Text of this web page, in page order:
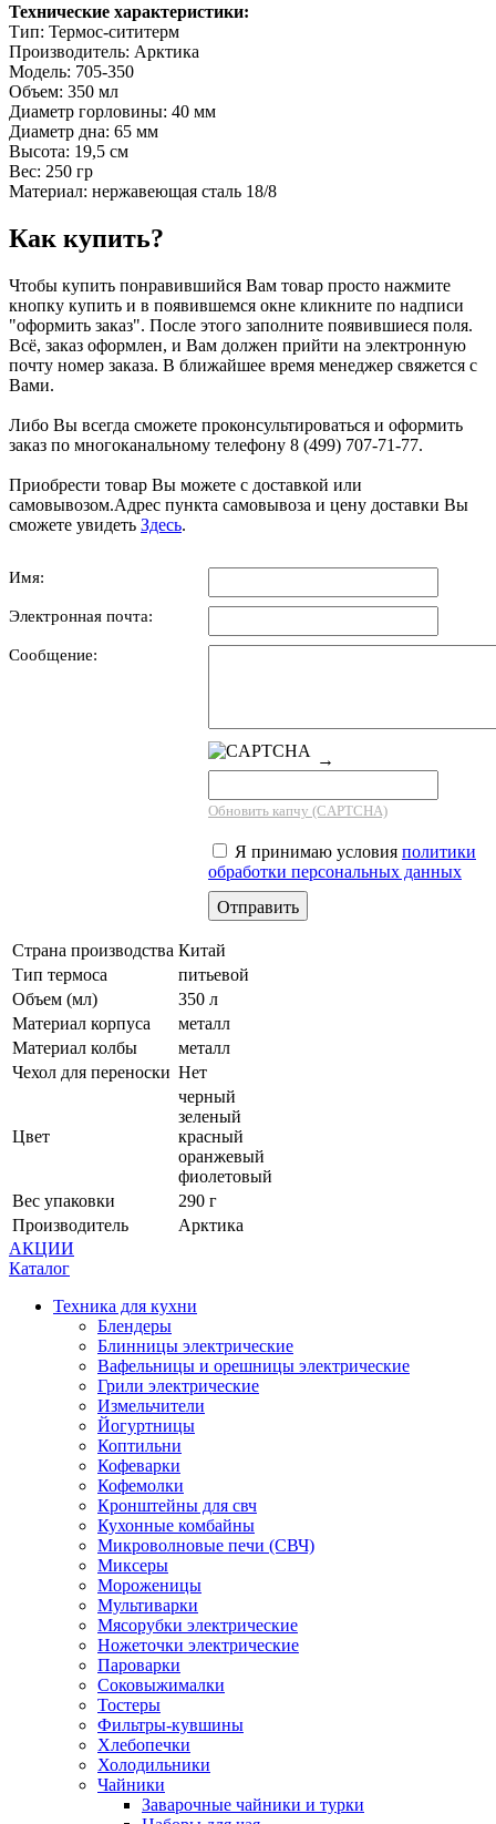
Технические характеристики:
Тип: Термос-сититерм
Производитель: Арктика
Модель: 705-350
Объем: 350 мл
Диаметр горловины: 40 мм
Диаметр дна: 65 мм
Высота: 19,5 см
Вес: 250 гр
Материал: нержавеющая сталь 18/8
Как купить?
Чтобы купить понравившийся Вам товар просто нажмите
кнопку купить и в появившемся окне кликните по надписи
"оформить заказ". После этого заполните появившиеся поля.
Всё, заказ оформлен, и Вам должен прийти на электронную
почту номер заказа. В ближайшее время менеджер свяжется с
Вами.
Либо Вы всегда сможете проконсультироваться и оформить
заказ по многоканальному телефону 8 (499) 707-71-77.
Приобрести товар Вы можете с доставкой или
самовывозом.Адрес пункта самовывоза и цену доставки Вы
сможете увидеть Здесь.
Имя:
Электронная почта:
Сообщение:
→
Обновить капчу (CAPTCHA)
Я принимаю условия политики
обработки персональных данных
Страна производства Китай
Тип термоса
питьевой
Объем (мл)
350 л
Материал корпуса
металл
Материал колбы
металл
Чехол для переноски Нет
Цвет
черный
зеленый
красный
оранжевый
фиолетовый
Вес упаковки
290 г
Производитель
Арктика
АКЦИИ
Каталог
Техника для кухни
Блендеры
Блинницы электрические
Вафельницы и орешницы электрические
Грили электрические
Измельчители
Йогуртницы
Коптильни
Кофеварки
Кофемолки
Кронштейны для свч
Кухонные комбайны
Микроволновые печи (СВЧ)
Миксеры
Мороженицы
Мультиварки
Мясорубки электрические
Ножеточки электрические
Пароварки
Соковыжималки
Тостеры
Фильтры-кувшины
Хлебопечки
Холодильники
Чайники
Заварочные чайники и турки